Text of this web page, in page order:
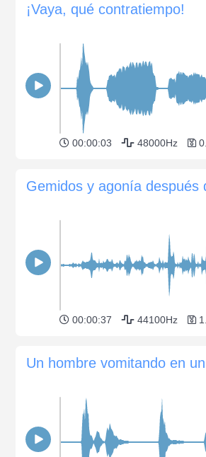
¡Vaya, qué contratiempo!
00:00:03 48000Hz
Gemidos y agonía después
00:00:37 44100Hz
Un hombre vomitando en